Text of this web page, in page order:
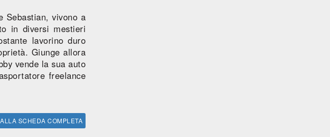
Sebastian, vivono a
in diversi mestieri
lavorino duro
Giunge allora
vende la sua auto
freelance
SCHEDA COMPLETA